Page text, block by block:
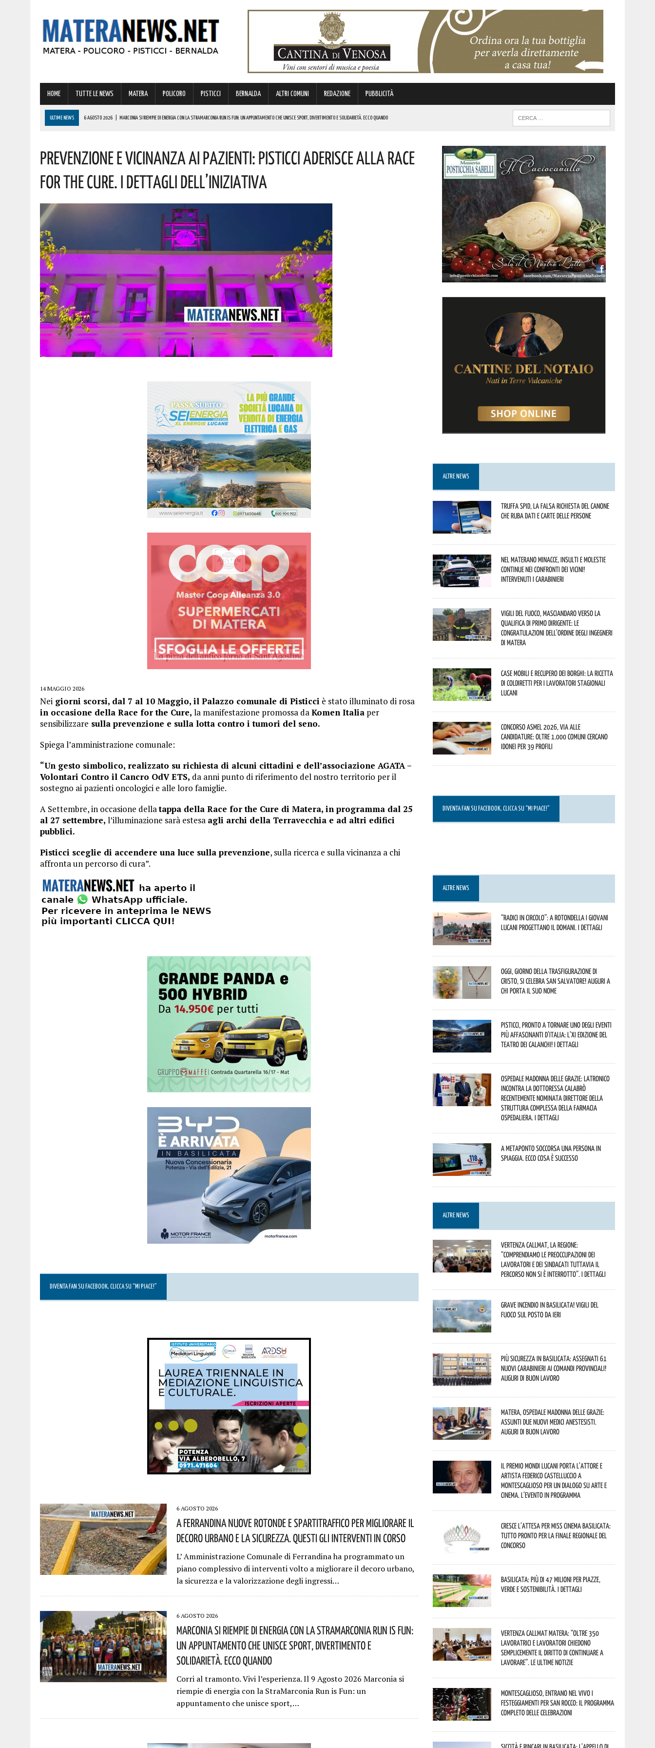
HOME TUTTE LE NEWS MATERA POLICORO PISTICCI BERNALDA ALTRI COMUNI REDAZIONE PUBBLICITÀ
ULTIME NEWS 6 AGOSTO 2026 MARCONIA SI RIEMPIE DI ENERGIA CON LA STRAMARCONIA RUN IS FUN: UN APPUNTAMENTO CHE UNISCE SPORT, DIVERTIMENTO E SOLIDARIETÀ. ECCO QUANDO
6 AGOSTO 2026 | VALSINNI CELEBRA LA POETESSA ISABELLA MORRA CON DUE SPETTACOLI TEATRALI! ECCO LE DATE
6 AGOSTO 2026 | A FERRANDINA NUOVE ROTONDE E SPARTITRAFFICO PER MIGLIORARE IL DECORO URBANO E LA SICUREZZA. QUESTI GLI INTERVENTI IN CORSO
Prevenzione E Vicinanza Ai Pazienti: Pisticci Aderisce Alla Race
For The Cure. I Dettagli Dell’iniziativa
14 MAGGIO 2026
Nei giorni scorsi, dal 7 al 10 Maggio, il Palazzo comunale di Pisticci è stato illuminato di rosa
in occasione della Race for the Cure, la manifestazione promossa daKomen Italia per
sensibilizzare sulla prevenzione e sulla lotta contro i tumori del seno.
Spiega l’amministrazione comunale:
“Un gesto simbolico, realizzato su richiesta di alcuni cittadini e dell’associazione AGATA –
Volontari Contro il Cancro OdV ETS, da anni punto di riferimento del nostro territorio per il
sostegno ai pazienti oncologici e alle loro famiglie.
A Settembre, in occasione dellatappa della Race for the Cure di Matera, in programma dal 25
al 27 settembre, l’illuminazione sarà estesa agli archi della Terravecchia e ad altri edifici
pubblici.
Pisticci sceglie di accendere una luce sulla prevenzione, sulla ricerca e sulla vicinanza a chi
affronta un percorso di cura”.
DIVENTA FAN SU FACEBOOK, CLICCA SU “MI PIACE!”
6 AGOSTO 2026
A Ferrandina Nuove Rotonde E Spartitraffico Per Migliorare Il
Decoro Urbano E La Sicurezza. Questi Gli Interventi In Corso
L’ Amministrazione Comunale di Ferrandina ha programmato un
piano complessivo di interventi volto a migliorare il decoro urbano,
la sicurezza e la valorizzazione degli ingressi…
6 AGOSTO 2026
Marconia Si Riempie Di Energia Con La StraMarconia Run Is Fun:
Un Appuntamento Che Unisce Sport, Divertimento E
Solidarietà. Ecco Quando
Corri al tramonto. Vivi l’esperienza. Il 9 Agosto 2026 Marconia si
riempie di energia con la StraMarconia Run is Fun: un
appuntamento che unisce sport,…
ALTRE NEWS
Truffa Spid, la falsa richiesta del canone
che ruba dati e carte delle persone
Nel materano minacce, insulti e molestie
continue nei confronti dei vicini!
Intervenuti i Carabinieri
Vigili del Fuoco, Masciandaro verso la
qualifica di Primo Dirigente: le
congratulazioni dell’Ordine degli Ingegneri
di Matera
Case mobili e recupero dei borghi: la ricetta
di Coldiretti per i lavoratori stagionali
lucani
Concorso Asmel 2026, via alle
candidature: oltre 1.000 Comuni cercano
idonei per 39 profili
DIVENTA FAN SU FACEBOOK, CLICCA SU “MI PIACE!”
ALTRE NEWS
“Radici in Circolo”: a Rotondella i giovani
lucani progettano il domani. I dettagli
Oggi, giorno della Trasfigurazione di
Cristo, si celebra San Salvatore! Auguri a
chi porta il suo nome
Pisticci, pronto a tornare uno degli eventi
più affascinanti d’Italia: l’XI edizione del
Teatro dei Calanchi! I dettagli
Ospedale Madonna delle Grazie: Latronico
incontra la dottoressa Calabrò
recentemente nominata Direttore della
Struttura Complessa della Farmacia
Ospedaliera. I dettagli
A Metaponto soccorsa una persona in
spiaggia. Ecco cosa è successo
ALTRE NEWS
Vertenza CallMat, la Regione:
“comprendiamo le preoccupazioni dei
lavoratori e dei sindacati tuttavia il
percorso non si è interrotto”. I dettagli
Grave incendio in Basilicata! Vigili del
fuoco sul posto da ieri
Più sicurezza in Basilicata: assegnati 61
nuovi Carabinieri ai Comandi provinciali!
Auguri di buon lavoro
Matera, Ospedale Madonna delle Grazie:
assunti due nuovi medici anestesisti.
Auguri di buon lavoro
Il Premio Mondi Lucani porta l’attore e
artista Federico Castelluccio a
Montescaglioso per un dialogo su arte e
cinema. L’evento in programma
Cresce l’attesa per Miss Cinema Basilicata:
tutto pronto per la finale regionale del
concorso
Basilicata: più di 47 milioni per piazze,
verde e sostenibilità. I dettagli
Vertenza CallMat Matera: “Oltre 350
lavoratrici e lavoratori chiedono
semplicemente il diritto di continuare a
lavorare”. Le ultime notizie
Montescaglioso, entrano nel vivo i
festeggiamenti per San Rocco: il programma
completo delle celebrazioni